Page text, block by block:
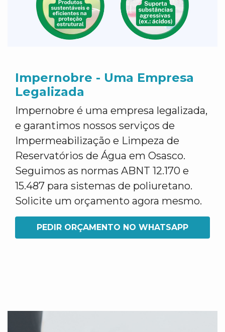
Impernobre - Uma Empresa
Legalizada
Impernobre é uma empresa legalizada,
e garantimos nossos serviços de
Impermeabilização e Limpeza de
Reservatórios de Água em Osasco.
Seguimos as normas ABNT 12.170 e
15.487 para sistemas de poliuretano.
Solicite um orçamento agora mesmo.
PEDIR ORÇAMENTO NO WHATSAPP